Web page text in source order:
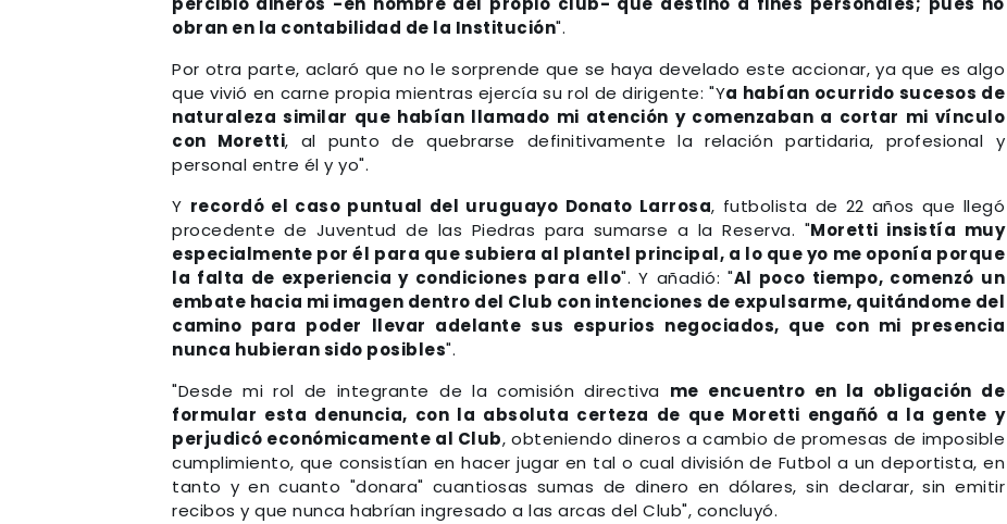
obran en la contabilidad de la Institución".
Por otra parte, aclaró que no le sorprende que se haya develado este accionar, ya que es algo
que vivió en carne propia mientras ejercía su rol de dirigente: "Ya habían ocurrido sucesos de
naturaleza similar que habían llamado mi atención y comenzaban a cortar mi vínculo
con Moretti, al punto de quebrarse definitivamente la relación partidaria, profesional y
personal entre él y yo".
Y recordó el caso puntual del uruguayo Donato Larrosa, futbolista de 22 años que llegó
procedente de Juventud de las Piedras para sumarse a la Reserva. "Moretti insistía muy
especialmente por él para que subiera al plantel principal, a lo que yo me oponía porque
la falta de experiencia y condiciones para ello". Y añadió: "Al poco tiempo, comenzó un
embate hacia mi imagen dentro del Club con intenciones de expulsarme, quitándome del
camino para poder llevar adelante sus espurios negociados, que con mi presencia
nunca hubieran sido posibles".
"Desde mi rol de integrante de la comisión directiva me encuentro en la obligación de
formular esta denuncia, con la absoluta certeza de que Moretti engañó a la gente y
perjudicó económicamente al Club, obteniendo dineros a cambio de promesas de imposible
cumplimiento, que consistían en hacer jugar en tal o cual división de Futbol a un deportista, en
tanto y en cuanto "donara" cuantiosas sumas de dinero en dólares, sin declarar, sin emitir
recibos y que nunca habrían ingresado a las arcas del Club", concluyó.